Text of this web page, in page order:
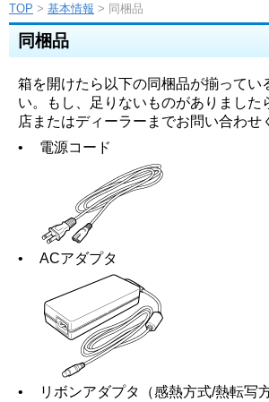
TOP > 基本情報 > 同梱品
同梱品
箱を開けたら以下の同梱品が揃ってい
い。もし、足りないものがありました
店またはディーラーまでお問い合わせ
•
電源コード
• ACアダプタ
•
リボンアダプタ（感熱方式/熱転写